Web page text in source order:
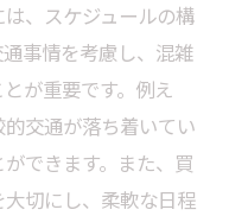
、スケジュールの構
事情を考慮し、混雑
が重要です。例え
交通が落ち着いてい
できます。また、買
切にし、柔軟な日程